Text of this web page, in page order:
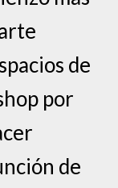
de
por
de